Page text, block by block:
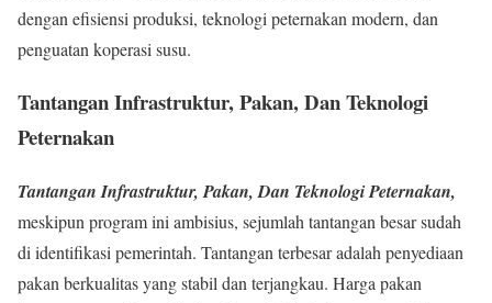
dengan efisiensi produksi, teknologi peternakan modern, dan
penguatan koperasi susu.
Tantangan Infrastruktur, Pakan, Dan Teknologi
Peternakan
Tantangan Infrastruktur, Pakan, Dan Teknologi Peternakan,
meskipun program ini ambisius, sejumlah tantangan besar sudah
di identifikasi pemerintah. Tantangan terbesar adalah penyediaan
pakan berkualitas yang stabil dan terjangkau. Harga pakan